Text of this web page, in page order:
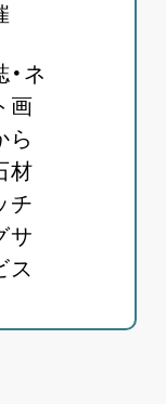
ネ
画
ら
材
チ
サ
ス